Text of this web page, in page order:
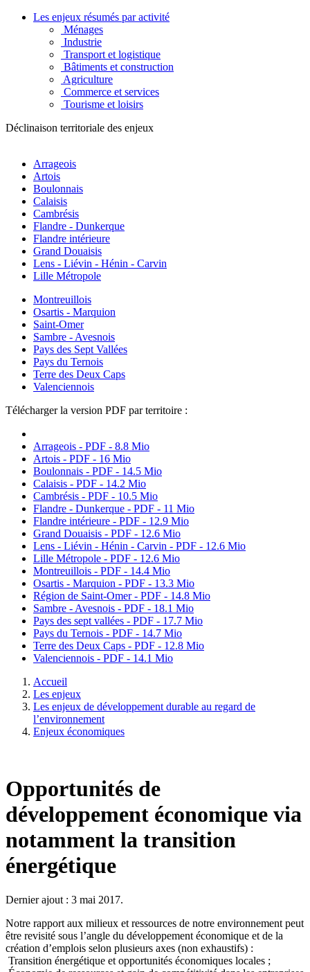
Les enjeux résumés par activité
Ménages
Industrie
Transport et logistique
Bâtiments et construction
Agriculture
Commerce et services
Tourisme et loisirs
Déclinaison territoriale des enjeux
Arrageois
Artois
Boulonnais
Calaisis
Cambrésis
Flandre - Dunkerque
Flandre intérieure
Grand Douaisis
Lens - Liévin - Hénin - Carvin
Lille Métropole
Montreuillois
Osartis - Marquion
Saint-Omer
Sambre - Avesnois
Pays des Sept Vallées
Pays du Ternois
Terre des Deux Caps
Valenciennois
Télécharger la version PDF par territoire :
Arrageois - PDF - 8.8 Mio
Artois - PDF - 16 Mio
Boulonnais - PDF - 14.5 Mio
Calaisis - PDF - 14.2 Mio
Cambrésis - PDF - 10.5 Mio
Flandre - Dunkerque - PDF - 11 Mio
Flandre intérieure - PDF - 12.9 Mio
Grand Douaisis - PDF - 12.6 Mio
Lens - Liévin - Hénin - Carvin - PDF - 12.6 Mio
Lille Métropole - PDF - 12.6 Mio
Montreuillois - PDF - 14.4 Mio
Osartis - Marquion - PDF - 13.3 Mio
Région de Saint-Omer - PDF - 14.8 Mio
Sambre - Avesnois - PDF - 18.1 Mio
Pays des sept vallées - PDF - 17.7 Mio
Pays du Ternois - PDF - 14.7 Mio
Terre des Deux Caps - PDF - 12.8 Mio
Valenciennois - PDF - 14.1 Mio
Accueil
Les enjeux
Les enjeux de développement durable au regard de
l’environnement
Enjeux économiques
Opportunités de
développement économique via
notamment la transition
énergétique
Dernier ajout : 3 mai 2017.
Notre rapport aux milieux et ressources de notre environnement peut
être revisité sous l’angle du développement économique et de la
création d’emplois selon plusieurs axes (non exhaustifs) :
Transition énergétique et opportunités économiques locales ;